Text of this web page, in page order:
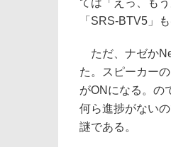
ては「えっ、も
「SRS-BTV5」
ただ、ナゼか
た。スピーカー
がONになる。の
何ら進捗がない
謎である。